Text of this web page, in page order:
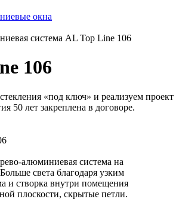
окна
система AL Top Line 106
106
«под ключ» и реализуем проект
50 лет закреплена в договоре.
алюминиевая система на
света благодаря узким
и створка внутри помещения
плоскости, скрытые петли.